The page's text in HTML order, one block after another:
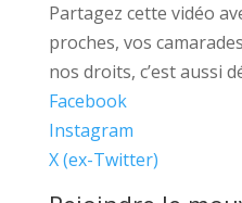
Partagez cette vidéo
proches, vos
nos droits, c’est aussi
Facebook
Instagram
X (ex-Twitter)